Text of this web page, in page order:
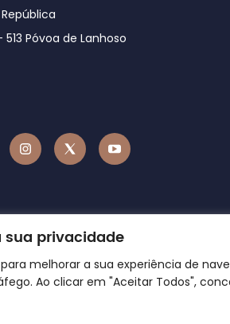
sua privacidade
melhorar a sua experiência de
Ao clicar em "Aceitar Todos",
Póvoa de Lanhoso